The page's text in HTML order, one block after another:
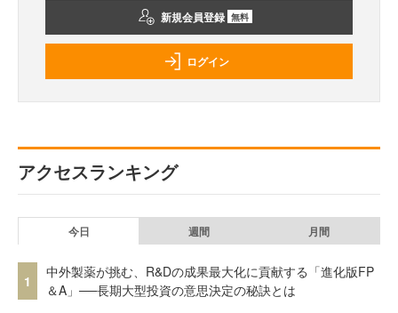
新規会員登録 無料
ログイン
アクセスランキング
今日 週間 月間
1
中外製薬が挑む、R&Dの成果最大化に貢献する「進化版FP
＆A」──長期大型投資の意思決定の秘訣とは